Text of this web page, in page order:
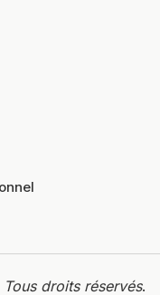
Tous droits réservés.